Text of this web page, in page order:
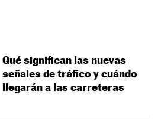
Qué significan las nuevas
señales de tráfico y cuándo
llegarán a las carreteras